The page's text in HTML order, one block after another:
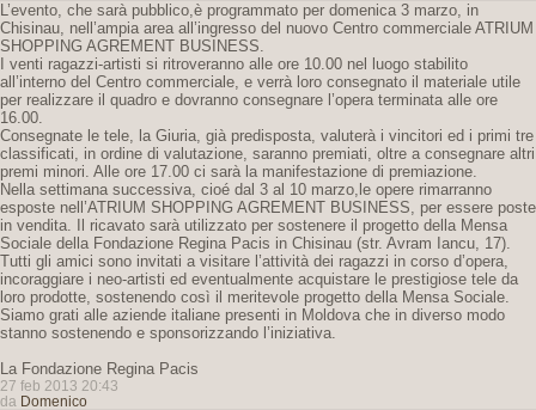
L’evento, che sarà pubblico,è programmato per domenica 3 marzo, in
Chisinau, nell’ampia area all’ingresso del nuovo Centro commerciale ATRIUM
SHOPPING AGREMENT BUSINESS.
I venti ragazzi-artisti si ritroveranno alle ore 10.00 nel luogo stabilito
all’interno del Centro commerciale, e verrà loro consegnato il materiale utile
per realizzare il quadro e dovranno consegnare l’opera terminata alle ore
16.00.
Consegnate le tele, la Giuria, già predisposta, valuterà i vincitori ed i primi tre
classificati, in ordine di valutazione, saranno premiati, oltre a consegnare altri
premi minori. Alle ore 17.00 ci sarà la manifestazione di premiazione.
Nella settimana successiva, cioé dal 3 al 10 marzo,le opere rimarranno
esposte nell’ATRIUM SHOPPING AGREMENT BUSINESS, per essere poste
in vendita. Il ricavato sarà utilizzato per sostenere il progetto della Mensa
Sociale della Fondazione Regina Pacis in Chisinau (str. Avram Iancu, 17).
Tutti gli amici sono invitati a visitare l’attività dei ragazzi in corso d’opera,
incoraggiare i neo-artisti ed eventualmente acquistare le prestigiose tele da
loro prodotte, sostenendo così il meritevole progetto della Mensa Sociale.
Siamo grati alle aziende italiane presenti in Moldova che in diverso modo
stanno sostenendo e sponsorizzando l’iniziativa.
La Fondazione Regina Pacis
27 feb 2013 20:43
da Domenico